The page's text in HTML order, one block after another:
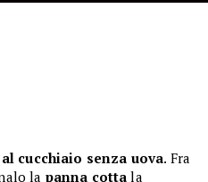
cucchiaio senza uova. Fra
la panna cotta la